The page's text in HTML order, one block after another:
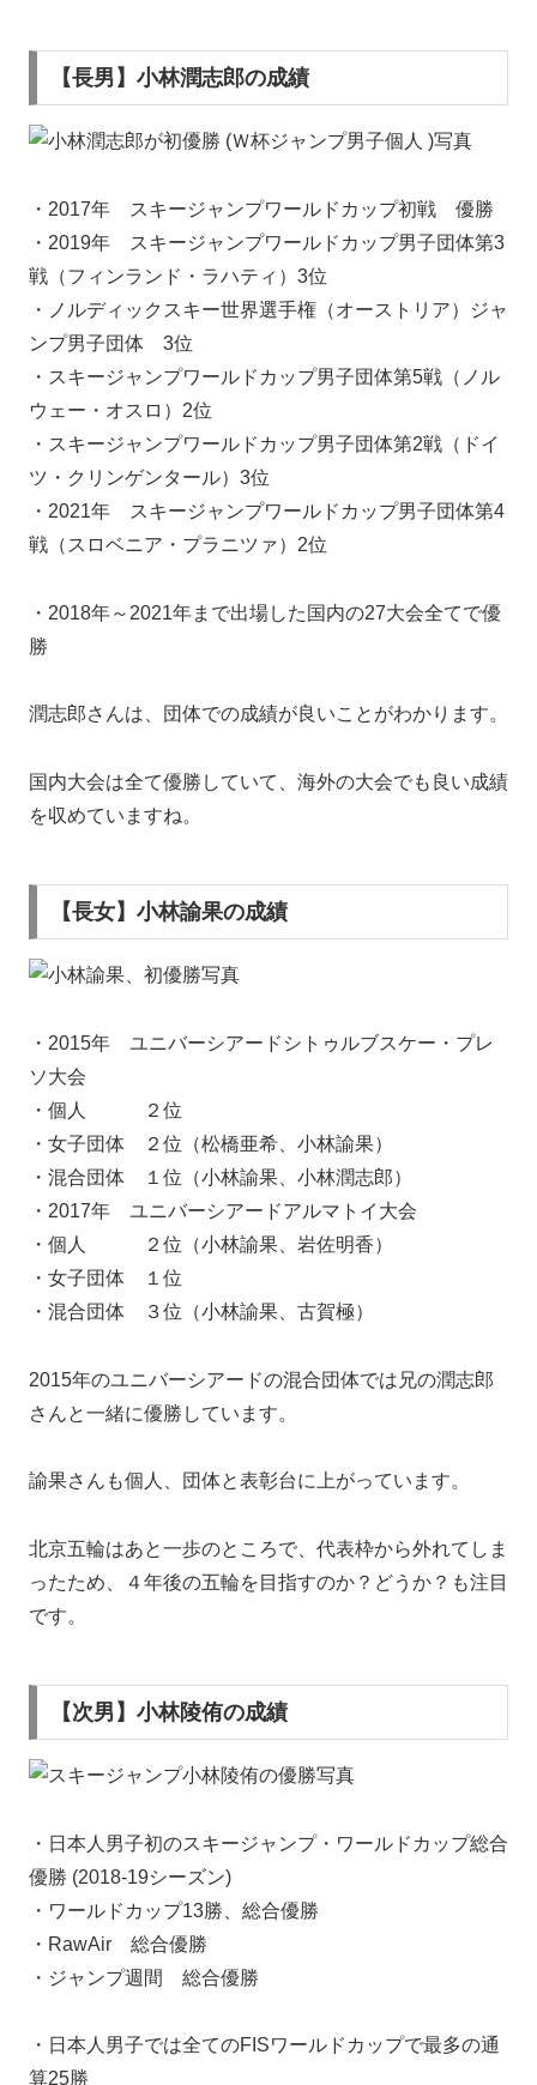
【長男】小林潤志郎の成績
・2017年 スキージャンプワールドカップ初戦 優勝
・2019年 スキージャンプワールドカップ男子団体第3
戦（フィンランド・ラハティ）3位
・ノルディックスキー世界選手権（オーストリア）ジャ
ンプ男子団体 3位
・スキージャンプワールドカップ男子団体第5戦（ノル
ウェー・オスロ）2位
・スキージャンプワールドカップ男子団体第2戦（ドイ
ツ・クリンゲンタール）3位
・2021年 スキージャンプワールドカップ男子団体第4
戦（スロベニア・プラニツァ）2位
・2018年～2021年まで出場した国内の27大会全てで優
勝
潤志郎さんは、 団体での成績が良いことがわかります。
国内大会は全て優勝していて、海外の大会でも良い成績
を収めていますね。
【長女】小林諭果の成績
・2015年 ユニバーシアードシトゥルブスケー・プレ
ソ大会
・個人 ２位
・女子団体 ２位（松橋亜希、小林諭果）
・混合団体 １位（小林諭果、小林潤志郎）
・2017年 ユニバーシアードアルマトイ大会
・個人 ２位（小林諭果、岩佐明香）
・女子団体 １位
・混合団体 ３位（小林諭果、古賀極）
2015年のユニバーシアードの混合団体では兄の潤志郎
さんと一緒に優勝 しています。
諭果さんも個人、団体と表彰台に上がっています。
北京五輪はあと一歩のところで、代表枠から外れてしま
ったため、４年後の五輪を目指すのか？どうか？も注目
です。
【次男】小林陵侑の成績
・日本人男子初のスキージャンプ・ワールドカップ総合
優勝 (2018-19シーズン)
・ワールドカップ13勝、総合優勝
・RawAir 総合優勝
・ジャンプ週間 総合優勝
・日本人男子では全てのFISワールドカップで最多の通
算25勝